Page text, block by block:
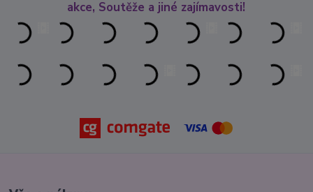
akce, Soutěže a jiné zajímavosti!